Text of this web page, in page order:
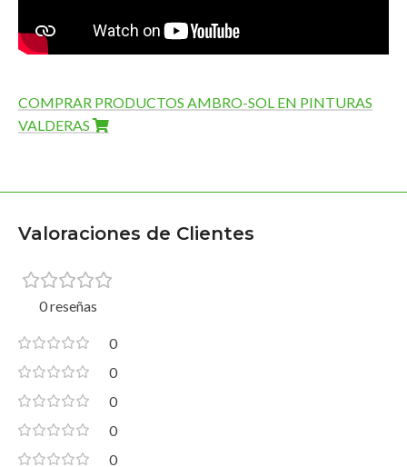
COMPRAR PRODUCTOS AMBRO-SOL EN PINTURAS
VALDERAS
Valoraciones de Clientes
0 reseñas
0
0
0
0
0